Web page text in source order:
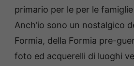
primario per le per le
Anch’io sono un nostalgico
Formia, della Formia pre-
foto ed acquerelli di luoghi